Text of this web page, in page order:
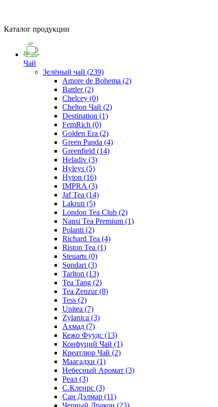
Каталог продукции
Чай
Зелёный чай (239)
Amore de Bohema (2)
Battler(2)
Chelcey (0)
Chelton Чай (2)
Destination (1)
FemRich (0)
Golden Era (2)
Green Panda (4)
Greenfield (14)
Heladiv (3)
Hyleys (5)
Hyton (16)
IMPRA (3)
Jaf Tea (14)
Lakruti (5)
London Tea Club (2)
Nansi Tea Premium (1)
Polanti (2)
Richard Tea (4)
Riston Tea (1)
Steuarts (0)
Sundari (3)
Tarlton (13)
Tea Tang (2)
Tea Zenzur(8)
Tess (2)
Unitea (7)
Zylanica (3)
Ахмад (7)
Кежо Фуудс (13)
Конфуций Чай (1)
Креатлюр Чай (2)
Маагадхи (1)
Небесный Аромат (3)
Реал (3)
С.Клеирс (3)
Сан Дэлмар (11)
Черный Дракон (23)